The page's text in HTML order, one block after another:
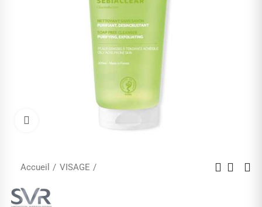
Accueil VISAGE